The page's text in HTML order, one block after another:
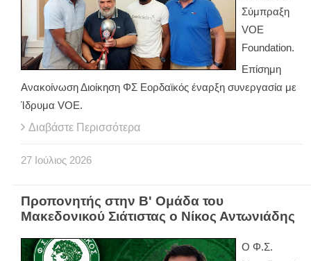
Σύμπραξη
VOE
Foundation.
Επίσημη
Ανακοίνωση Διοίκηση ΦΣ Εορδαϊκός έναρξη συνεργασία με
Ίδρυμα VOE.
Διαβάστε Περισσότερα
27 Ιούλιος 2026
Προπονητής στην Β' Ομάδα του
Μακεδονικού Σιάτιστας ο Νίκος Αντωνιάδης
Ο Φ.Σ.